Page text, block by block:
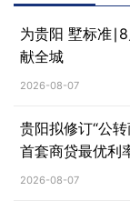
为贵阳 墅标准
献全城
2026-08-07
贵阳拟修订“公
首套商贷最优利
2026-08-07